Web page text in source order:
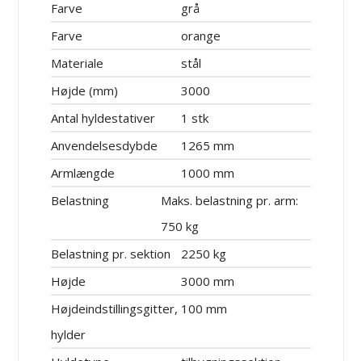
Farve
grå
Farve
orange
Materiale
stål
Højde (mm)
3000
Antal hyldestativer
1 stk
Anvendelsesdybde
1265 mm
Armlængde
1000 mm
Belastning
Maks. belastning pr. arm:
750 kg
Belastning pr. sektion
2250 kg
Højde
3000 mm
Højdeindstillingsgitter,
hylder
100 mm